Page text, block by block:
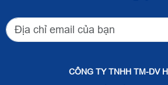
CÔNG TY TNHH TM-DV